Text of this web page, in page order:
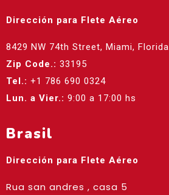
Dirección para Flete Aéreo
8429 NW 74th Street, Miami, Florida
Zip Code.: 33195
Tel.: +1 786 690 0324
Lun. a Vier.: 9:00 a 17:00 hs
Brasil
Dirección para Flete Aéreo
Rua san andres , casa 5